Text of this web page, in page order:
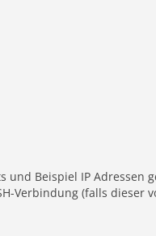
Beispiel IP Adressen
Verbindung (falls dieser